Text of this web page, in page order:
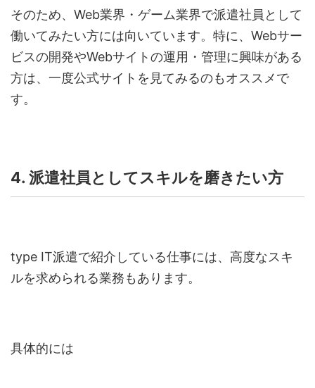
そのため、Web業界・ゲーム業界で派遣社員として
働いてみたい方には向いています。特に、Webサー
ビスの開発やWebサイトの運用・管理に興味がある
方は、一度公式サイトを見てみるのもオススメで
す。
4. 派遣社員としてスキルを磨きたい方
type IT派遣で紹介している仕事には、高度なスキ
ルを求められる業務もあります。
具体的には